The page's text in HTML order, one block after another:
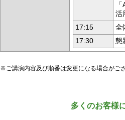
活
17:15
全
17:30
懇
※ご講演内容及び順番は変更になる場合がご
多くのお客様